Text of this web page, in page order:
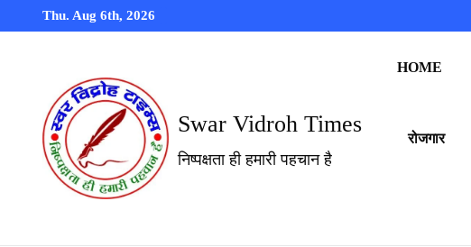
Thu. Aug 6th, 2026
Swar Vidroh Times
निष्पक्षता ही हमारी पहचान है
HOME
रोजगार